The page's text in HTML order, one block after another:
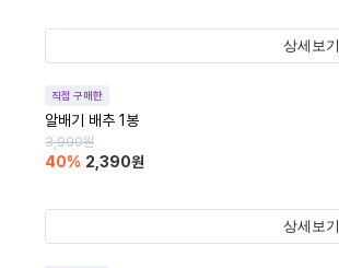
상세보기
직접 구매한
알배기 배추 1봉
3,990원
40% 2,390원
상세보기